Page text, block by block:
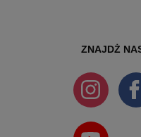
ZNAJDŻ